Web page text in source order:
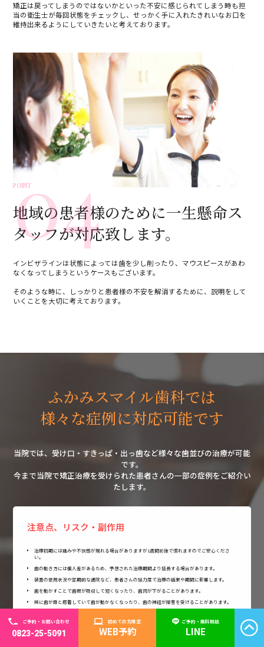
矯正は戻ってしまうのではないかといった不安に感じられてしまう時も担
当の衛生士が毎回状態をチェックし、せっかく手に入れたきれいなお口を
維持出来るようにしていきたいと考えております。
POINT
04
地域の患者様のために一生懸命ス
タッフが対応致します。
インビザラインは状態によっては歯を少し削ったり、マウスピースがあわ
なくなってしまうというケースもございます。
そのような時に、しっかりと患者様の不安を解消するために、説明をして
いくことを大切に考えております。
ふかみスマイル歯科では
様々な症例に対応可能です
当院では、受け口・すきっぱ・出っ歯など様々な歯並びの治療が可能
です。
今まで当院で矯正治療を受けられた患者さんの一部の症例をご紹介い
たします。
注意点、リスク・副作用
治療初期には痛みや不快感が現れる場合がありますが1週間前後で慣れますのでご安心くださ
い。
歯の動き方には個人差があるため、予想された治療期間より延長する場合があります。
装置の使用状況や定期的な通院など、患者さんの協力度で治療の結果や期間に影響します。
歯を動かすことで歯根が吸収して短くなったり、歯肉が下がることがあります。
稀に歯が骨と癒着していて歯が動かなくなったり、歯の神経が障害を受けることがあります。
とがあります。
状況によって、当初予定した治療計画を変更する場合があります。
ご予約・お問い合わせ
0823-25-5091
初めての方限定
WEB予約
ご予約・無料相談
LINE